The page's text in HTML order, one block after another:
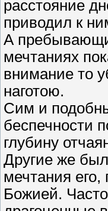
расстояние
приводил к
А
мечтаниях
внимание то
наготою.
Сим и
беспечности
глубину
Другие же
мечтания
Божией.